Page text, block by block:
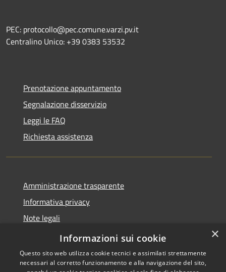
PEC: protocollo@pec.comune.varzi.pv.it
Centralino Unico: +39 0383 53532
Prenotazione appuntamento
Segnalazione disservizio
Leggi le FAQ
Richiesta assistenza
Amministrazione trasparente
Informativa privacy
Note legali
Dichiarazione di accessibilità
×
Informazioni sui cookie
Questo sito web utilizza cookie tecnici e assimilati strettamente
necessari al corretto funzionamento e alla navigazione del sito,